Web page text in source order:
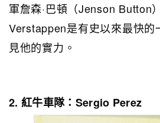
軍詹森·巴頓（Jenson Button
Verstappen是有史以來最快的
見他的實力。
2. 紅牛車隊：Sergio Perez